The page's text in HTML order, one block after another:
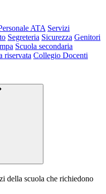
ATA Servizi
Segreteria Sicurezza Genitori
Scuola secondaria
riservata Collegio Docenti
della scuola che richiedono